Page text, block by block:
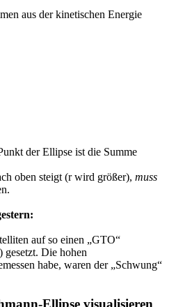
aus der kinetischen Energie
der Ellipse ist die Summe
oben steigt (r wird größer), muss
auf so einen „GTO“
gesetzt. Die hohen
habe, waren der „Schwung“